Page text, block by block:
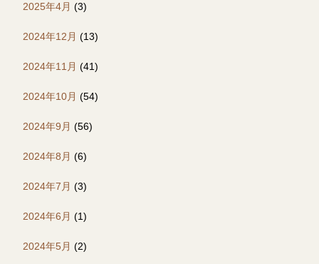
2025年4月 (3)
2024年12月 (13)
2024年11月 (41)
2024年10月 (54)
2024年9月 (56)
2024年8月 (6)
2024年7月 (3)
2024年6月 (1)
2024年5月 (2)